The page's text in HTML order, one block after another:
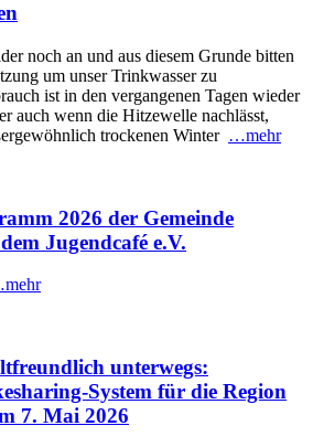
noch an und aus diesem Grunde bitten
um unser Trinkwasser zu
ist in den vergangenen Tagen wieder
auch wenn die Hitzewelle nachlässt,
trockenen Winter …mehr
2026 der Gemeinde
Jugendcafé e.V.
unterwegs:
System für die Region
7. Mai 2026